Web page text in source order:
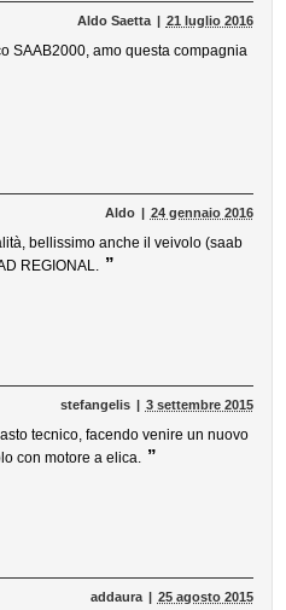
Aldo Saetta 21 luglio 2016
SAAB2000, amo questa compagnia
Aldo 24 gennaio 2016
bellissimo anche il veivolo (saab
REGIONAL. ”
stefangelis 3 settembre 2015
tecnico, facendo venire un nuovo
con motore a elica. ”
addaura 25 agosto 2015